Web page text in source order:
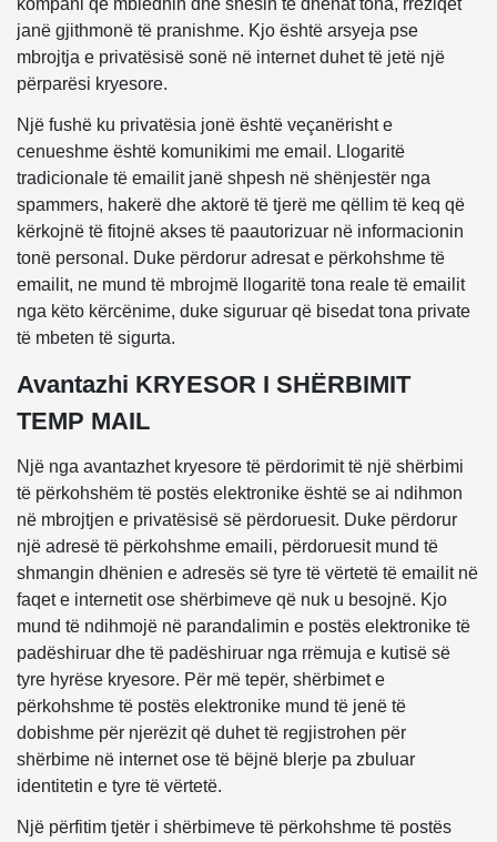
kompani që mbledhin dhe shesin të dhënat tona, rreziqet
janë gjithmonë të pranishme. Kjo është arsyeja pse
mbrojtja e privatësisë sonë në internet duhet të jetë një
përparësi kryesore.
Një fushë ku privatësia jonë është veçanërisht e
cenueshme është komunikimi me email. Llogaritë
tradicionale të emailit janë shpesh në shënjestër nga
spammers, hakerë dhe aktorë të tjerë me qëllim të keq që
kërkojnë të fitojnë akses të paautorizuar në informacionin
tonë personal. Duke përdorur adresat e përkohshme të
emailit, ne mund të mbrojmë llogaritë tona reale të emailit
nga këto kërcënime, duke siguruar që bisedat tona private
të mbeten të sigurta.
Avantazhi KRYESOR I SHËRBIMIT
TEMP MAIL
Një nga avantazhet kryesore të përdorimit të një shërbimi
të përkohshëm të postës elektronike është se ai ndihmon
në mbrojtjen e privatësisë së përdoruesit. Duke përdorur
një adresë të përkohshme emaili, përdoruesit mund të
shmangin dhënien e adresës së tyre të vërtetë të emailit në
faqet e internetit ose shërbimeve që nuk u besojnë. Kjo
mund të ndihmojë në parandalimin e postës elektronike të
padëshiruar dhe të padëshiruar nga rrëmuja e kutisë së
tyre hyrëse kryesore. Për më tepër, shërbimet e
përkohshme të postës elektronike mund të jenë të
dobishme për njerëzit që duhet të regjistrohen për
shërbime në internet ose të bëjnë blerje pa zbuluar
identitetin e tyre të vërtetë.
Një përfitim tjetër i shërbimeve të përkohshme të postës